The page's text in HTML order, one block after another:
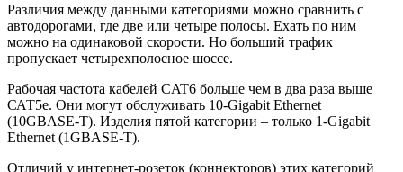
Различия между данными категориями можно сравнить с
автодорогами, где две или четыре полосы. Ехать по ним
можно на одинаковой скорости. Но больший трафик
пропускает четырехполосное шоссе.
Рабочая частота кабелей CAT6 больше чем в два раза выше
САТ5е. Они могут обслуживать 10-Gigabit Ethernet
(10GBASE-T). Изделия пятой категории – только 1-Gigabit
Ethernet (1GBASE-T).
Отличий у интернет-розеток (коннекторов) этих категорий